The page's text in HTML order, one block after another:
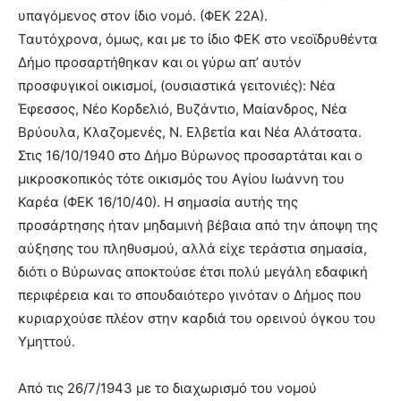
υπαγόμενος στον ίδιο νομό. (ΦΕΚ 22Α).
Ταυτόχρονα, όμως, και με το ίδιο ΦΕΚ στο νεοϊδρυθέντα
Δήμο προσαρτήθηκαν και οι γύρω απ’ αυτόν
προσφυγικοί οικισμοί, (ουσιαστικά γειτονιές): Νέα
Έφεσσος, Νέο Κορδελιό, Βυζάντιο, Μαίανδρος, Νέα
Βρύουλα, Κλαζομενές, Ν. Ελβετία και Νέα Αλάτσατα.
Στις 16/10/1940 στο Δήμο Βύρωνος προσαρτάται και ο
μικροσκοπικός τότε οικισμός του Αγίου Ιωάννη του
Καρέα (ΦΕΚ 16/10/40). Η σημασία αυτής της
προσάρτησης ήταν μηδαμινή βέβαια από την άποψη της
αύξησης του πληθυσμού, αλλά είχε τεράστια σημασία,
διότι ο Βύρωνας αποκτούσε έτσι πολύ μεγάλη εδαφική
περιφέρεια και το σπουδαιότερο γινόταν ο Δήμος που
κυριαρχούσε πλέον στην καρδιά του ορεινού όγκου του
Υμηττού.
Από τις 26/7/1943 με το διαχωρισμό του νομού